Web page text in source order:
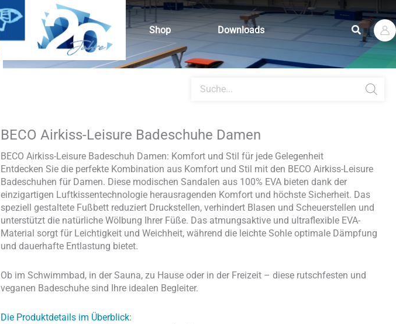
Shop Downloads Suchen
search
BECO Airkiss-Leisure Badeschuhe Damen
BECO Airkiss-Leisure Badeschuh Damen: Komfort und Stil für jede Gelegenheit
Entdecken Sie die perfekte Kombination aus Komfort und Stil mit den BECO Airkiss-Leisure
Badeschuhen für Damen. Diese modischen Sandalen aus 100% EVA bieten dank der
einzigartigen Luftkissentechnologie herausragenden Komfort und höchste Sicherheit. Das
speziell gestaltete Fußbett reduziert Druckstellen, verhindert Blasen und Scheuerstellen und
unterstützt die natürliche Wölbung Ihrer Füße. Das atmungsaktive und ultraflexible EVA-
Material sorgt für Leichtigkeit und Weichheit, während die leichte Sohle optimale Dämpfung
und dauerhafte Entlastung bietet.
Ob im Schwimmbad, in der Sauna, zu Hause oder in der Freizeit – diese rutschfesten und
veganen Badeschuhe sind Ihre idealen Begleiter.
Die Produktdetails im Überblick:
BECO
Leisure
Badeschuhe
Damen
Menge